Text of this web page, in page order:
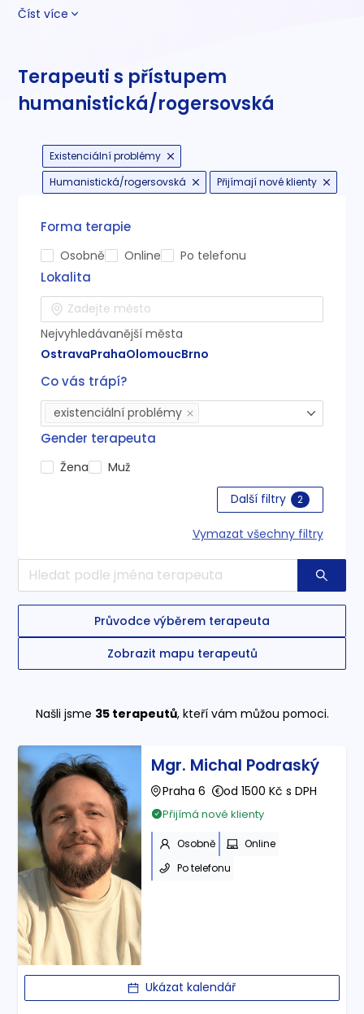
Číst více
Terapeuti s přístupem
humanistická/rogersovská
Průvodce výběrem terapeuta
Zobrazit mapu terapeutů
Forma terapie
Osobně Online Po telefonu
Lokalita
Nejvyhledávanější města
OstravaPrahaOlomoucBrno
Co vás trápí?
existenciální problémy
Gender terapeuta
Žena
Muž
Další filtry
2
Vymazat všechny filtry
Existenciální problémy
Humanistická/rogersovská
Přijímají nové klienty
Našli jsme 35terapeutů, kteří vám můžou pomoci.
Mgr. Michal Podraský
Praha 6 od 1500 Kč s DPH
Přijímá nové klienty
Osobně
Online
Po telefonu
Ukázat kalendář